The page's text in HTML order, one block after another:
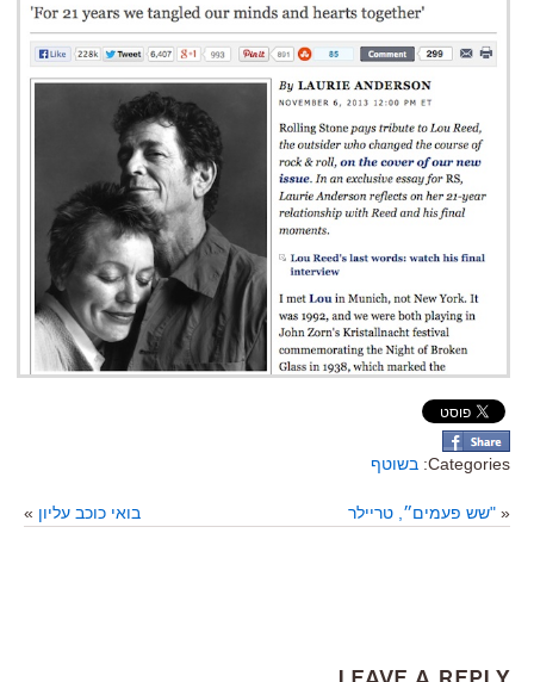
Categories: בשוטף
« "שש פעמים״, טריילר בואי כוכב עליון »